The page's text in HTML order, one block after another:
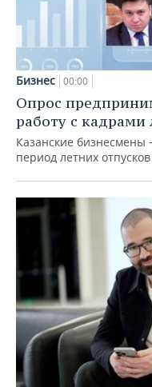
Бизнес 00:00
Опрос
работу с кадрами
Казанские бизнесмены
период летних